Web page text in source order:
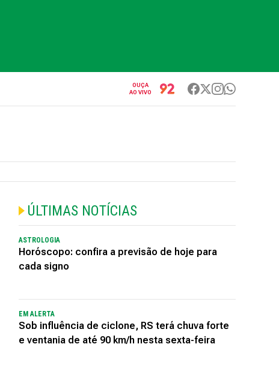
OUÇA
AO VIVO
ÚLTIMAS NOTÍCIAS
ASTROLOGIA
Horóscopo: confira a previsão de hoje para
cada signo
EM ALERTA
Sob influência de ciclone, RS terá chuva forte
e ventania de até 90 km/h nesta sexta-feira